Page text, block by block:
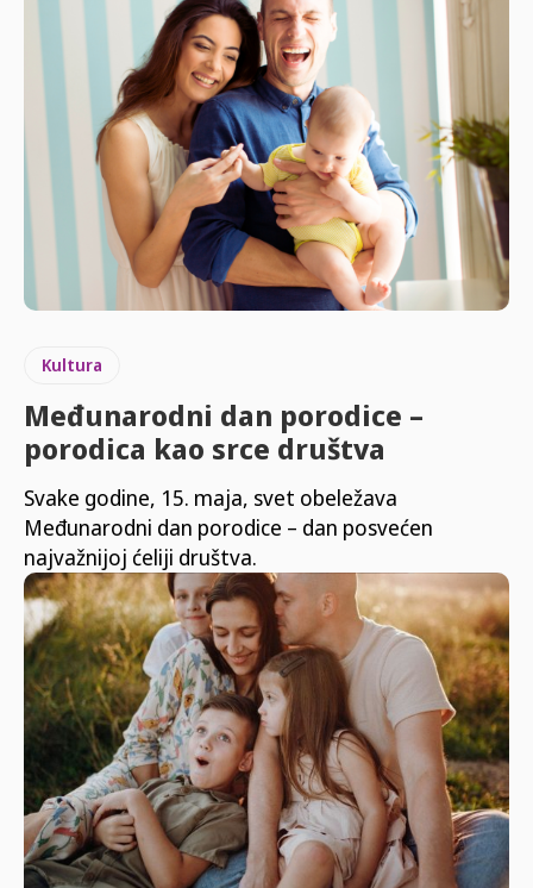
Kultura
Međunarodni dan porodice –
porodica kao srce društva
Svake godine, 15. maja, svet obeležava
Međunarodni dan porodice – dan posvećen
najvažnijoj ćeliji društva.